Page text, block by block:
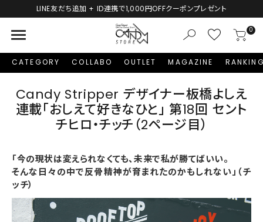
LINE友だち追加 + ID連携で1,000円OFFクーポンプレゼント
menu 0
CATEGORY COLLABO OUTLET MAGAZINE
Candy Stripper デザイナー板橋よしえ
連載「おしえて好きなひと」 第18回 セント
チヒロ・チッチ（2ページ目）
「今の現状は変えられなくても、未来で私が勝てばいい。
そんな日々の中で反骨精神が育まれたのかもしれない」（チ
ッチ）